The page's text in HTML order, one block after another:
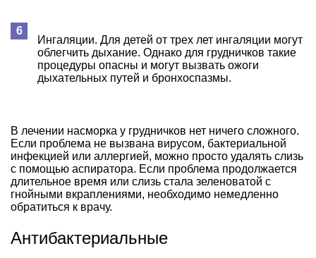
Ингаляции. Для детей от трех лет ингаляции могут
облегчить дыхание. Однако для грудничков такие
процедуры опасны и могут вызвать ожоги
дыхательных путей и бронхоспазмы.
В лечении насморка у грудничков нет ничего сложного.
Если проблема не вызвана вирусом, бактериальной
инфекцией или аллергией, можно просто удалять слизь
с помощью аспиратора. Если проблема продолжается
длительное время или слизь стала зеленоватой с
гнойными вкраплениями, необходимо немедленно
обратиться к врачу.
Антибактериальные